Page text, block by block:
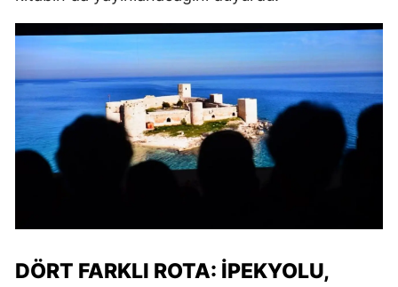
DÖRT FARKLI ROTA: İPEKYOLU,